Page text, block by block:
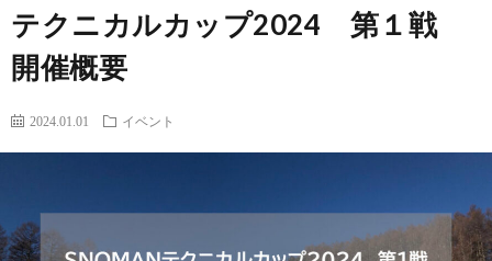
(料
ト
あ問
ア
テクニカルカップ2024 第１戦
開催概要
2024.01.01 イベント